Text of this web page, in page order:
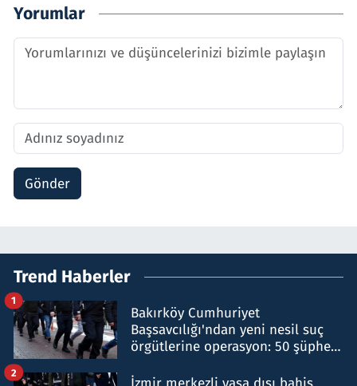
Yorumlar
Gönder
Trend Haberler
Bakırköy Cumhuriyet
Başsavcılığı'ndan yeni nesil suç
örgütlerine operasyon: 50 şüpheli
1
2